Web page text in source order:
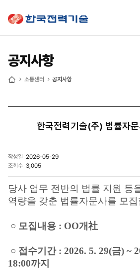
공지사항
소통센터 공지사항
한국전력기술(주) 법률자
작성일 2026-05-29
조회수 3,005
당사 업무 전반의 법률 지원 등
역량을 갖춘 법률자문사를 모
○ 모집내용 : OO개社
○ 접수기간 : 2026. 5. 29(금) ~
18:00까지